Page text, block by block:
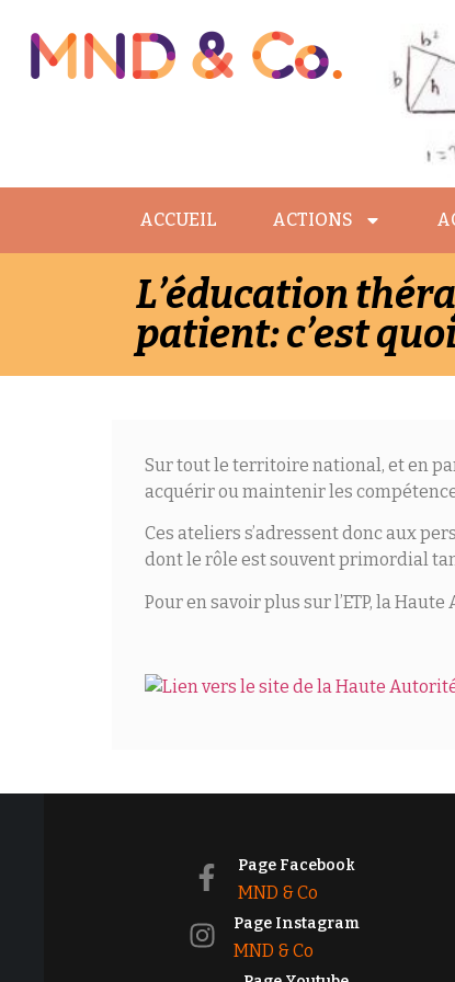
ACCUEIL ACTIONS
L’éducation
patient: c’est
Sur tout le territoire national, et en
acquérir ou maintenir les
Ces ateliers s’adressent donc aux
dont le rôle est souvent primordial
Pour en savoir plus sur l’ETP, la
Page Facebook
MND & Co
Page Instagram
MND & Co